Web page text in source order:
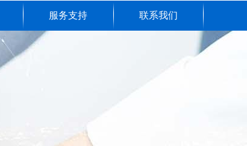
服务支持 联系我们